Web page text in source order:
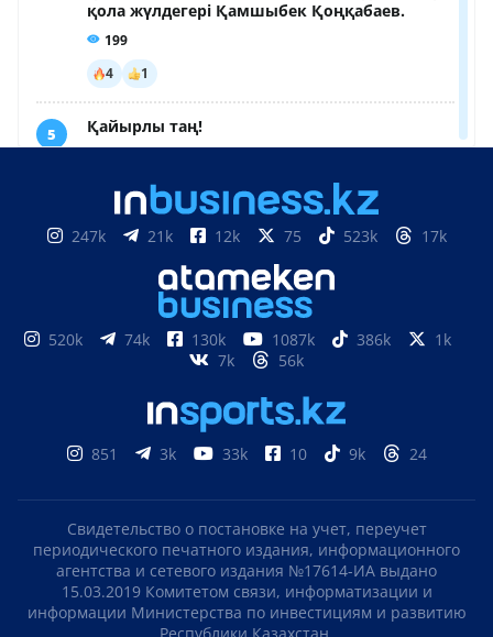
247k 21k 12k 75 523k 17k
520k 74k 130k 1087k 386k
1k
7k
56k
851 3k 33k 10 9k 24
Свидетельство о постановке на учет, переучет
периодического печатного издания, информационного
агентства и сетевого издания №17614-ИА выдано
15.03.2019 Комитетом связи, информатизации и
информации Министерства по инвестициям и развитию